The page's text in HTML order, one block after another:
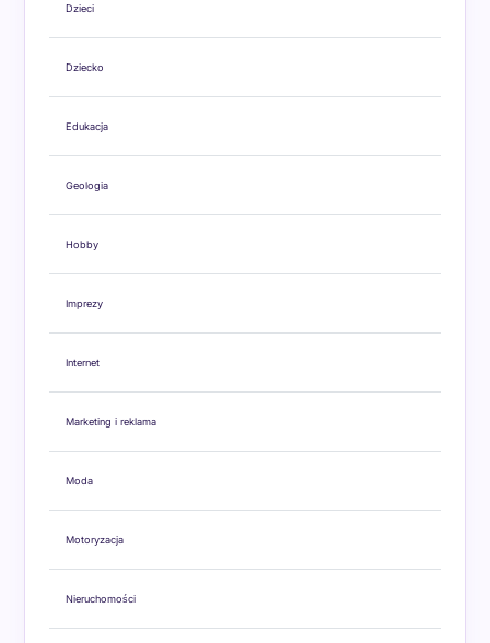
Dzieci
Dziecko
Edukacja
Geologia
Hobby
Imprezy
Internet
Marketing i reklama
Moda
Motoryzacja
Nieruchomości